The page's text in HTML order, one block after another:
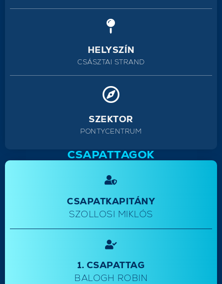
HELYSZÍN
CSÁSZTAI STRAND
SZEKTOR
PONTYCENTRUM
CSAPATTAGOK
CSAPATKAPITÁNY
SZOLLOSI MIKLÓS
1. CSAPATTAG
BALOGH ROBIN